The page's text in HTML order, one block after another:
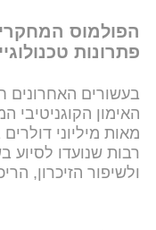
הפולמוס
פתרונות
בעשורים
האימון
מאות מיליוני
רבות שנועדו
ולשיפור הזיכרון,